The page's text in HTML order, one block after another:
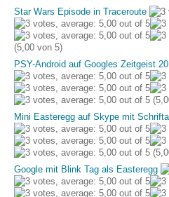
Star Wars Episode in Traceroute
(5,00 von 5)
PSY-Android auf Googles Zeitgeist
Mini Easteregg auf Skype mit
Google mit Blink Tag als Easteregg